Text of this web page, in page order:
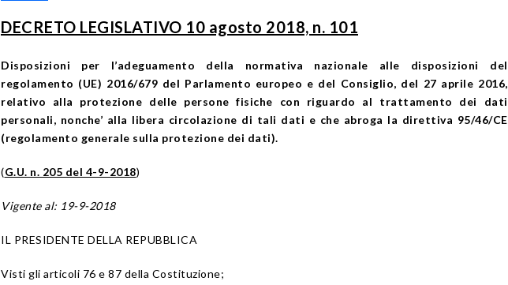
DECRETO LEGISLATIVO 10 agosto 2018, n. 101
Disposizioni per l’adeguamento della normativa nazionale alle disposizioni del
regolamento (UE) 2016/679 del Parlamento europeo e del Consiglio, del 27 aprile 2016,
relativo alla protezione delle persone fisiche con riguardo al trattamento dei dati
personali, nonche’ alla libera circolazione di tali dati e che abroga la direttiva 95/46/CE
(regolamento generale sulla protezione dei dati).
(G.U. n. 205 del 4-9-2018)
Vigente al: 19-9-2018
IL PRESIDENTE DELLA REPUBBLICA
Visti gli articoli 76 e 87 della Costituzione;